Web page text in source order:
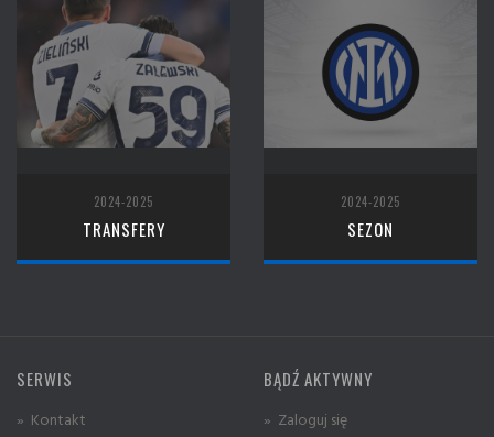
2024-2025
TRANSFERY
2024-2025
SEZON
SERWIS
» Kontakt
BĄDŹ AKTYWNY
» Zaloguj się